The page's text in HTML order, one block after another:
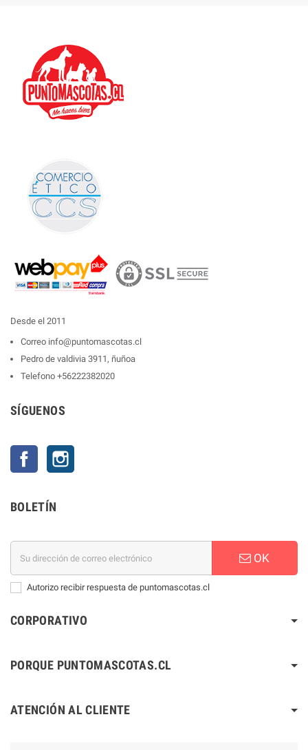
Desde el 2011
Correo info@puntomascotas.cl
Pedro de valdivia 3911, ñuñoa
Telefono +56222382020
SÍGUENOS
Facebook
BOLETÍN
OK
Autorizo recibir respuesta de puntomascotas.cl
CORPORATIVO
PORQUE PUNTOMASCOTAS.CL
ATENCIÓN AL CLIENTE